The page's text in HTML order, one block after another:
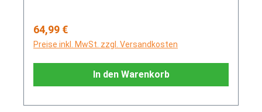
Regulärer Preis:
64,99 €
Preise inkl. MwSt. zzgl. Versandkosten
In den Warenkorb